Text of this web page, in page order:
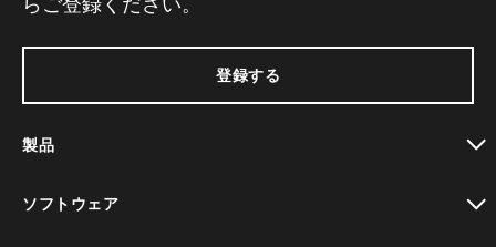
登録する
製品
ソフトウェア